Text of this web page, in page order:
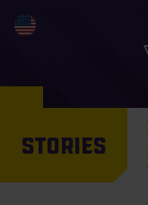
STORIES